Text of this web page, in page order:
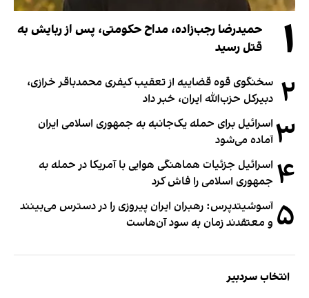
۱
حمیدرضا رجب‌زاده، مداح حکومتی، پس از ربایش به
قتل رسید
۲ سخنگوی قوه قضاییه از تعقیب کیفری محمدباقر خرازی،
دبیر‌کل حزب‌الله ایران، خبر داد
۳ اسرائیل برای حمله یک‌جانبه به جمهوری اسلامی ایران
آماده می‌شود
۴ اسرائیل جزئیات هماهنگی هوایی با آمریکا در حمله به
جمهوری اسلامی را فاش کرد
۵ آسوشیتدپرس: رهبران ایران پیروزی را در دسترس می‌بینند
و معتقدند زمان به سود آن‌هاست
انتخاب سردبیر